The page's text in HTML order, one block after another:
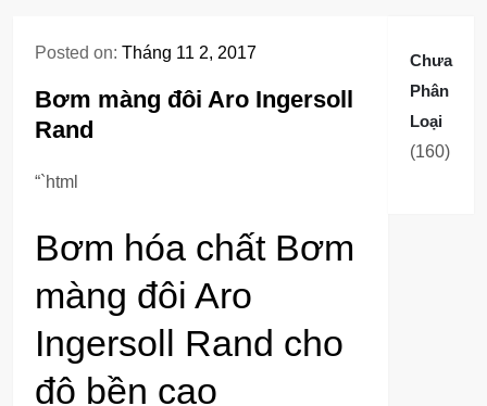
Posted on: Tháng 11 2, 2017
Bơm màng đôi Aro Ingersoll
Rand
“`html
Bơm hóa chất Bơm
màng đôi Aro
Ingersoll Rand cho
độ bền cao
Chưa
Phân
Loại
160160